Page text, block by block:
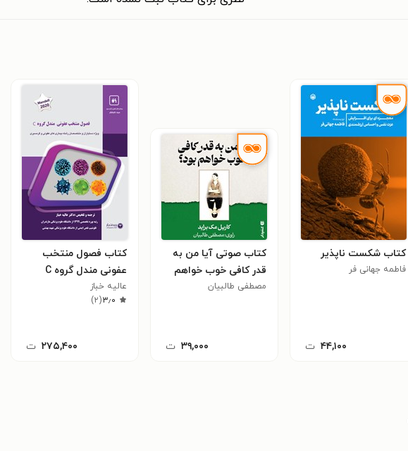
کتاب شکست ناپذیر
فاطمه جهانی فر
۴۴,۱۰۰ ت
کتاب صوتی آیا من به
قدر کافی خوب خواهم
بود؟ (خلاصه کتاب)
مصطفی طالبیان
۳۹,۰۰۰ ت
کتاب فصول منتخب
عفونی مندل گروه C
عالیه خباز
۳٫۰(۲)
۲۷۵,۴۰۰ ت